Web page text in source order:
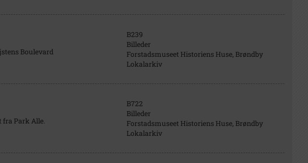
Boulevard
B239
Billeder
Forstadsmuseet Historiens Huse, Brøndby
Lokalarkiv
fra Park Alle.
B722
Billeder
Forstadsmuseet Historiens Huse, Brøndby
Lokalarkiv